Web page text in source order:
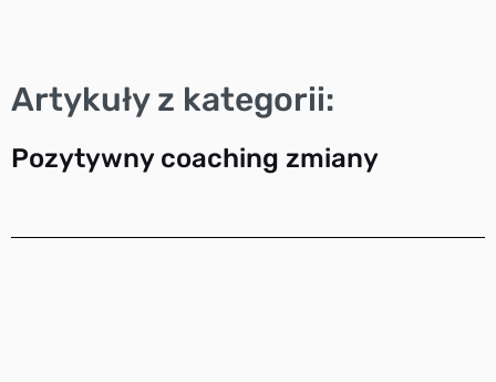
Artykuły z kategorii:
Pozytywny coaching zmiany